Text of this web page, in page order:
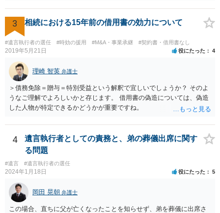
3 相続における15年前の借用書の効力について
#遺言執行者の選任 #時効の援用 #M&A・事業承継 #契約書・借用書なし
2019年5月21日 役にたった 4
理崎 智英 弁護士
＞債務免除＝贈与＝特別受益という解釈で宜しいでしょうか？ そのよ
うなご理解でよろしいかと存じます。 借用書の偽造については、偽造
した人物が特定できるかどうかが重要ですね。
4
遺言執行者としての責務と、弟の葬儀出席に関す
る問題
#遺言 #遺言執行者の選任
2024年1月18日 役にたった 5
岡田 晃朝 弁護士
この場合、直ちに父が亡くなったことを知らせず、弟を葬儀に出席さ